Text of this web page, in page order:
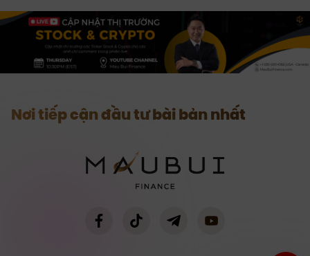
Nơi tiếp cận đầu tư bài bản nhất